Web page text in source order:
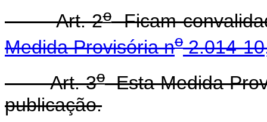
Art. 2oFicam
Medida Provisória no2.014-
Art. 3oEsta Medida
publicação.